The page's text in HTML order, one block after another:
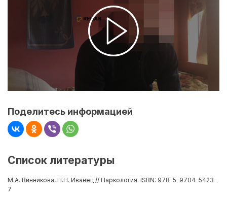
Поделитесь информацией
Список литературы
М.А. Винникова, Н.Н. Иванец // Наркология. ISBN: 978-5-9704-5423-
7